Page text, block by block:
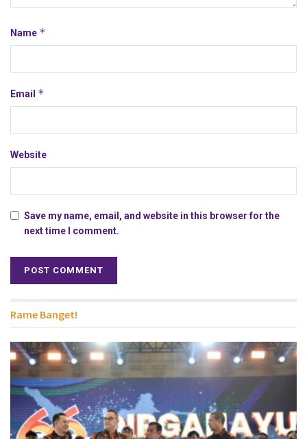
Name *
Email *
Website
Save my name, email, and website in this browser for the
next time I comment.
Rame Banget!